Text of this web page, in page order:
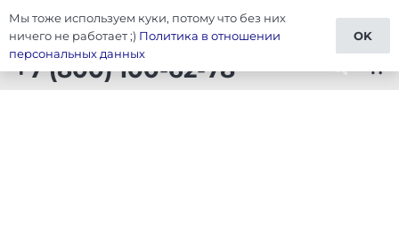
Тюнинг Универсальные товары
+7 (800) 100-62-78 shopping_cart
Мы тоже используем куки, потому что без них
ничего не работает ;) Политика в отношении
персональных данных
OK